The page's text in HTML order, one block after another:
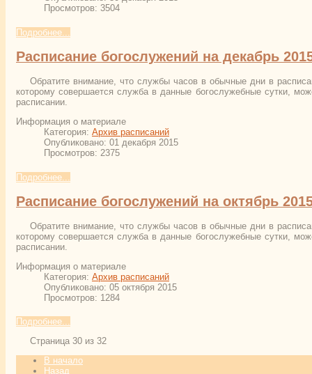
Просмотров: 3504
Подробнее...
Расписание богослужений на декабрь
Обратите внимание, что службы часов в обычные дни в
которому совершается служба в данные богослужебные сутки,
расписании.
Информация о материале
Категория: Архив расписаний
Опубликовано: 01 декабря 2015
Просмотров: 2375
Подробнее...
Расписание богослужений на октябрь
Обратите внимание, что службы часов в обычные дни в
которому совершается служба в данные богослужебные сутки,
расписании.
Информация о материале
Категория: Архив расписаний
Опубликовано: 05 октября 2015
Просмотров: 1284
Подробнее...
Страница 30 из 32
В начало
Назад